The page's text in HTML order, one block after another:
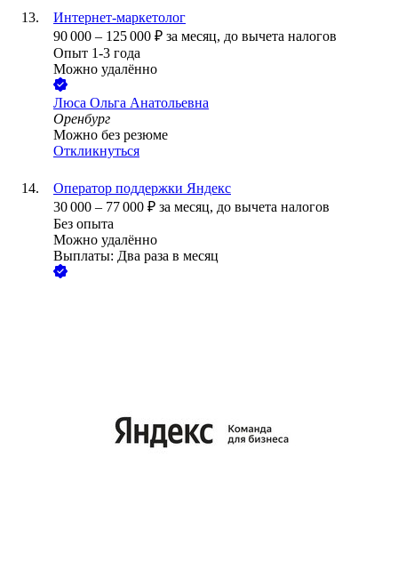
Интернет-маркетолог
90 000 – 125 000 ₽ за месяц, до вычета налогов
Опыт 1-3 года
Можно удалённо
Люса Ольга Анатольевна
Оренбург
Можно без резюме
Откликнуться
Оператор поддержки Яндекс
30 000 – 77 000 ₽ за месяц, до вычета налогов
Без опыта
Можно удалённо
Выплаты: Два раза в месяц